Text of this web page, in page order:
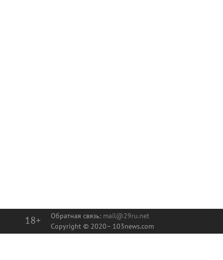
18+ Обратная связь: mail@29ru.net
Copyright © 2020– 103news.com